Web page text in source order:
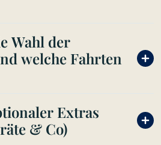
Wahl der
welche Fahrten
Extras
& Co)